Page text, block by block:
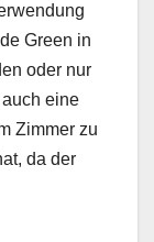
Green in
oder nur
eine
Zimmer zu
da der